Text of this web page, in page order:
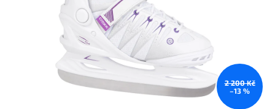
2 200 Kč
–13 %